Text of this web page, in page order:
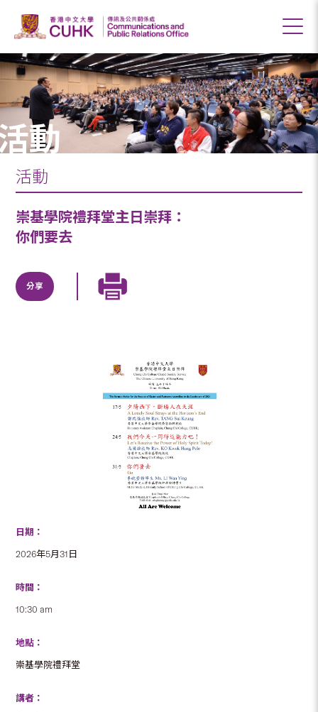
動
活動
崇基學院禮拜堂主日崇拜：
你們要去
分享
日期：
2026年5月31日
時間：
10:30 am
地點：
崇基學院禮拜堂
講者：